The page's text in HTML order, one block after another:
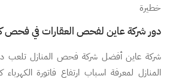
خطيرة
دور شركة عاين لفحص العقارات في فحص
شركة عاين أفضل شركة فحص المنازل تلعب
المنازل لمعرفة اسباب ارتفاع فاتورة